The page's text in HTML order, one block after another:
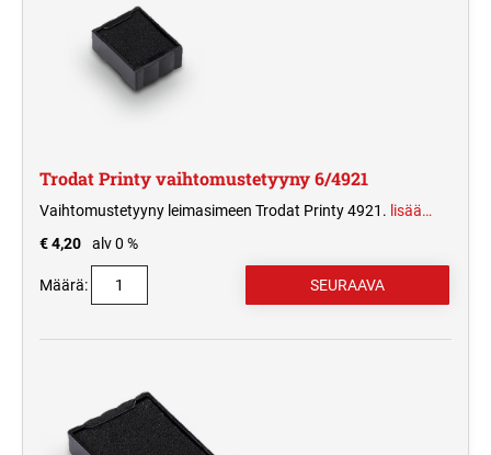
Trodat Printy vaihtomustetyyny 6/4921
Vaihtomustetyyny leimasimeen Trodat Printy 4921. lisää…
€ 4,20
alv 0 %
Määrä: